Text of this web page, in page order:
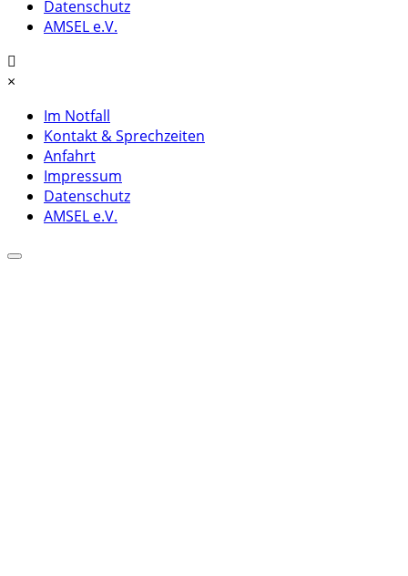
Datenschutz
AMSEL e.V.
×
Im Notfall
Kontakt & Sprechzeiten
Anfahrt
Impressum
Datenschutz
AMSEL e.V.